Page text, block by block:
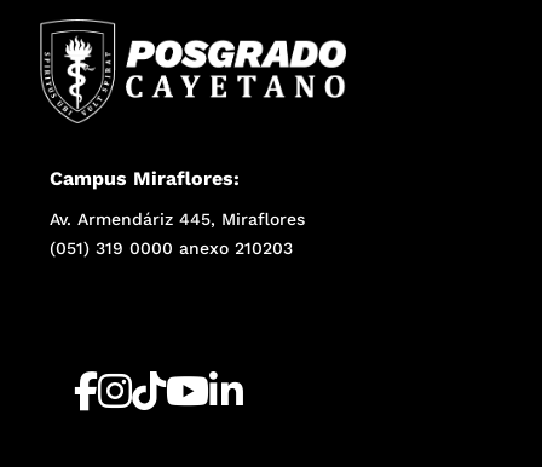
Campus Miraflores:
Av. Armendáriz 445, Miraflores
(051) 319 0000 anexo 210203